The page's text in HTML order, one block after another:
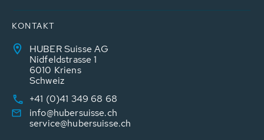
KONTAKT
HUBER Suisse AG
Nidfeldstrasse 1
6010 Kriens
Schweiz
+41 (0)41 349 68 68
info@hubersuisse.ch
service@hubersuisse.ch